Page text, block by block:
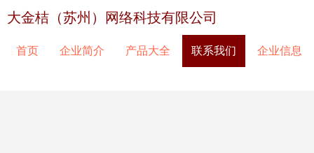
大金桔（苏州）网络科技有限公司
首页 企业简介 产品大全 联系我们 企业信息